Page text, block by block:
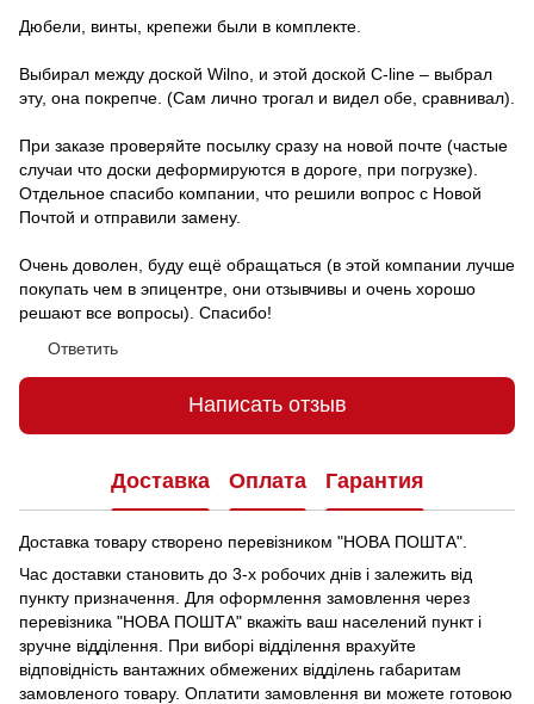
Дюбели, винты, крепежи были в комплекте.
Выбирал между доской Wilno, и этой доской C-line – выбрал
эту, она покрепче. (Сам лично трогал и видел обе, сравнивал).
При заказе проверяйте посылку сразу на новой почте (частые
случаи что доски деформируются в дороге, при погрузке).
Отдельное спасибо компании, что решили вопрос с Новой
Почтой и отправили замену.
Очень доволен, буду ещё обращаться (в этой компании лучше
покупать чем в эпицентре, они отзывчивы и очень хорошо
решают все вопросы). Спасибо!
Ответить
Написать отзыв
Доставка Оплата Гарантия
Доставка товару створено перевізником "НОВА ПОШТА".
Час доставки становить до 3-х робочих днів і залежить від
пункту призначення. Для оформлення замовлення через
перевізника "НОВА ПОШТА" вкажіть ваш населений пункт і
зручне відділення.
При виборі відділення врахуйте
відповідність вантажних обмежених відділень габаритам
замовленого товару. Оплатити замовлення ви можете готовою